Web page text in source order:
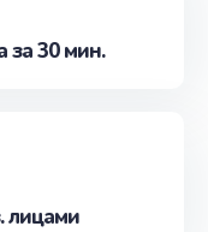
за 30 мин.
лицами